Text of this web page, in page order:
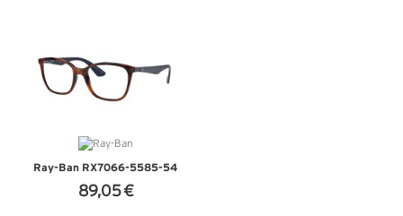
Ray-Ban RX7066-5585-54
89,05 €